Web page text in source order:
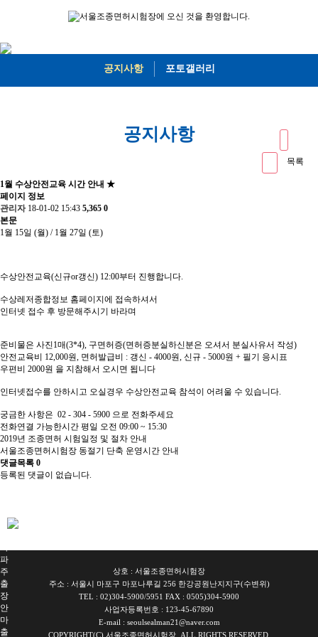
공지사항 포토갤러리
공지사항
목록
1월 수상안전교육 시간 안내 ★
페이지 정보
관리자 18-01-02 15:43 5,365 0
본문
1월 15일 (월) / 1월 27일 (토)
수상안전교육(신규or갱신) 12:00부터 진행합니다.
수상레저종합정보 홈페이지에 접속하셔서
인터넷 접수 후 방문해주시기 바라며
준비물은 사진1매(3*4), 구면허증(면허증분실하신분은 오셔서 분실사유서 작성)
안전교육비 12,000원, 면허발급비 : 갱신 - 4000원, 신규 - 5000원 + 필기 응시표
우편비 2000원 을 지참해서 오시면 됩니다
인터넷접수를 안하시고 오실경우 수상안전교육 참석이 어려울 수 있습니다.
궁금한 사항은 02 - 304 - 5900 으로 전화주세요
전화연결 가능한시간 평일 오전 09:00 ~ 15:30
2019년 조종면허 시험일정 및 절차 안내
서울조종면허시험장 동절기 단축 운영시간 안내
댓글목록 0
등록된 댓글이 없습니다.
파
주
출
장
안
마
출
상호 : 서울조종면허시험장
주소 : 서울시 마포구 마포나루길 256 한강공원난지지구(수변위)
TEL : 02)304-5900/5951 FAX : 0505)304-5900
사업자등록번호 : 123-45-67890
E-mail : seoulsealman21@naver.com
COPYRIGHT(C) 서울조종면허시험장, ALL RIGHTS RESERVED.